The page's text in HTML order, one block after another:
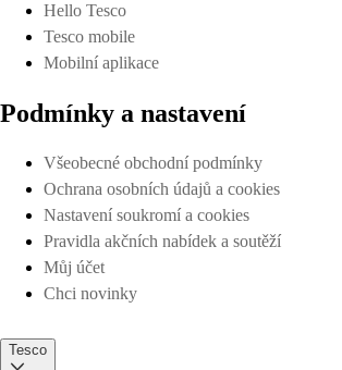
Hello Tesco
Tesco mobile
Mobilní aplikace
Podmínky a nastavení
Všeobecné obchodní podmínky
Ochrana osobních údajů a cookies
Nastavení soukromí a cookies
Pravidla akčních nabídek a soutěží
Můj účet
Chci novinky
Tesco